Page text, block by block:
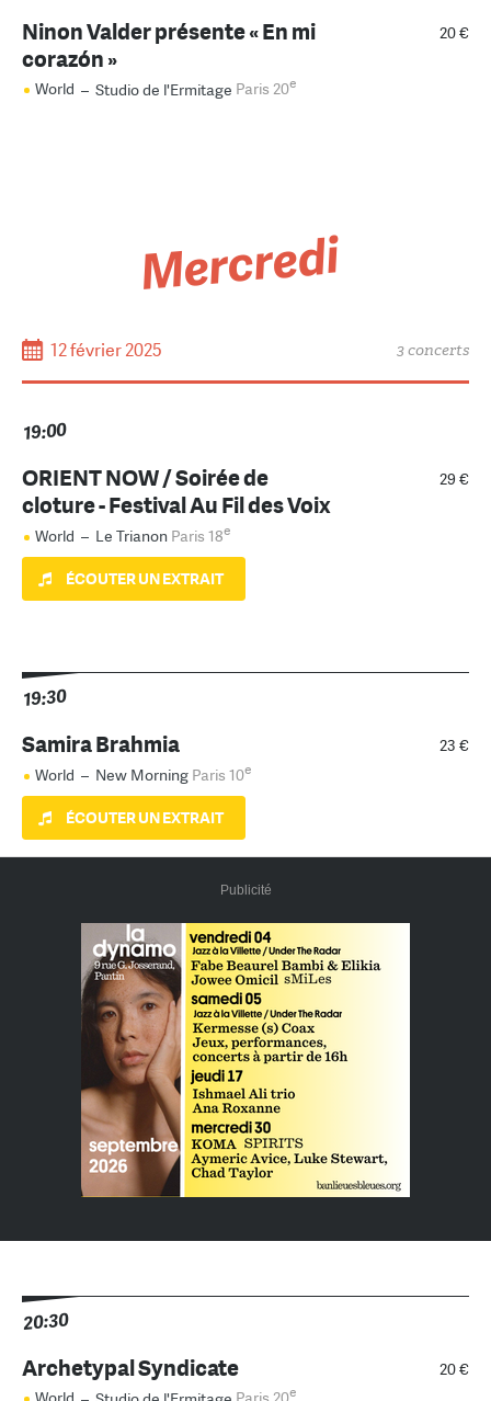
20 €
Ninon Valder présente « En mi
corazón »
World – Studio de l'Ermitage Paris 20e
Mercredi
12 février 2025 3 concerts
19:00
29 €
ORIENT NOW / Soirée de
cloture - Festival Au Fil des Voix
World – Le Trianon Paris 18e
ÉCOUTER UN EXTRAIT
19:30
23 €
Samira Brahmia
World – New Morning Paris 10e
ÉCOUTER UN EXTRAIT
Publicité
20:30
20 €
Archetypal Syndicate
e